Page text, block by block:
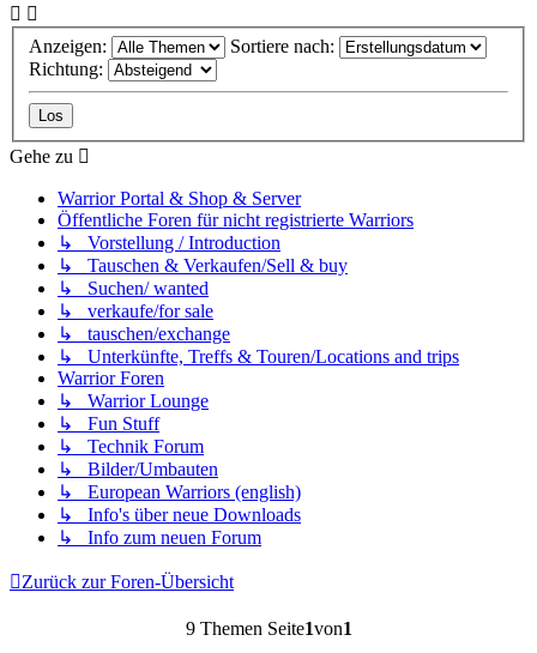
Anzeigen:
Sortiere nach:
Richtung:
Gehe zu
Warrior Portal & Shop & Server
Öffentliche Foren für nicht registrierte Warriors
↳ Vorstellung / Introduction
↳ Tauschen & Verkaufen/Sell & buy
↳ Suchen/ wanted
↳ verkaufe/for sale
↳ tauschen/exchange
↳ Unterkünfte, Treffs & Touren/Locations and trips
Warrior Foren
↳ Warrior Lounge
↳ Fun Stuff
↳ Technik Forum
↳ Bilder/Umbauten
↳ European Warriors (english)
↳ Info's über neue Downloads
↳ Info zum neuen Forum
Zurück zur Foren-Übersicht
9 Themen Seite1von1